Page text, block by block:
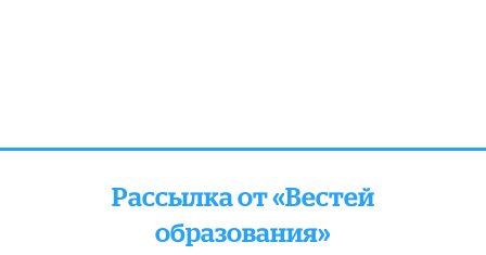
Рассылка от «Вестей
образования»